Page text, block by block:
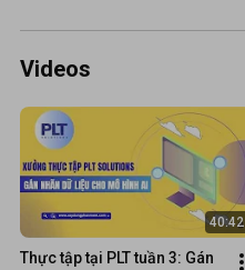
Videos
40:42
Thực tập tại PLT tuần 3: Gán